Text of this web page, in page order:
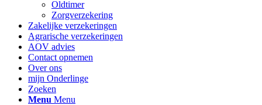
Oldtimer
Zorgverzekering
Zakelijke verzekeringen
Agrarische verzekeringen
AOV advies
Contact opnemen
Over ons
mijn Onderlinge
Zoeken
Menu Menu